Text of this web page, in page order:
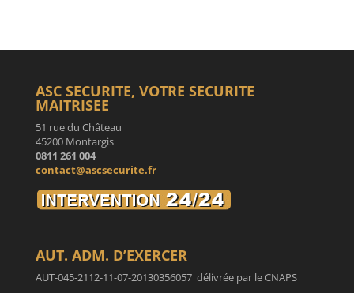
ASC SECURITE, VOTRE SECURITE
MAITRISEE
51 rue du Château
45200 Montargis
0811 261 004
contact@ascsecurite.fr
AUT. ADM. D’EXERCER
AUT-045-2112-11-07-20130356057 délivrée par le CNAPS